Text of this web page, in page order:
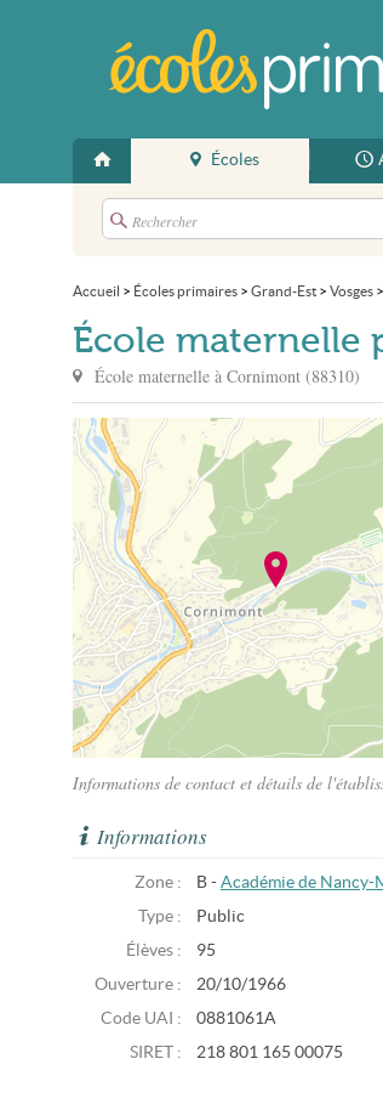
Écoles
Accueil > Écoles primaires > Grand-Est > Vosges >
École maternelle
École maternelle à Cornimont (88310)
Informations de contact et détails de
Informations
Zone : B - Académie de Nancy-
Type :
Public
Élèves :
95
Ouverture :
20/10/1966
Code UAI :
0881061A
SIRET :
218 801 165 00075